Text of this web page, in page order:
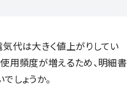
を見る
代は大きく値上がりしてい
用頻度が増えるため、明細書
しょうか。